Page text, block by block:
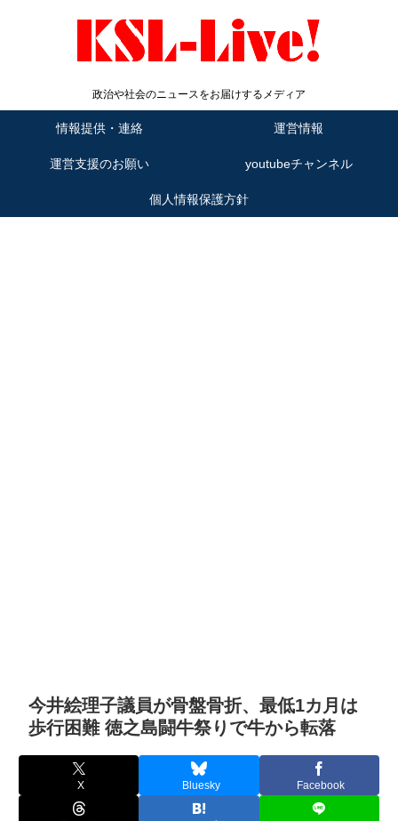
政治や社会のニュースをお届けするメディア
情報提供・連絡 運営情報
運営支援のお願い youtubeチャンネル
個人情報保護方針
今井絵理子議員が骨盤骨折、最低1カ月は
歩行困難 徳之島闘牛祭りで牛から転落
X Bluesky Facebook